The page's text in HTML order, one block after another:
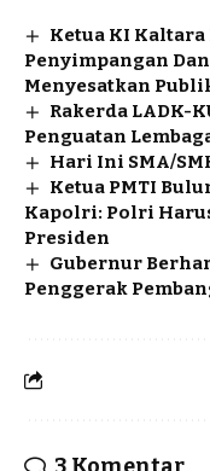
Ketua KI
Penyimpangan
Menyesatkan
Rakerda LADK-
Penguatan
Hari Ini SMA/
Ketua PMTI
Kapolri: Polri
Presiden
Gubernur
Penggerak